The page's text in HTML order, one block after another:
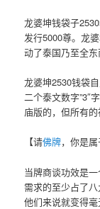
龙婆坤钱袋子
发行5000尊。龙
动了泰国乃至全东
龙婆坤2530钱袋
二个泰文数字”3″
庙版的，但所有
【请佛牌，你是属
当牌商谈功效是
需求的至少占了
他们来说就变得毫